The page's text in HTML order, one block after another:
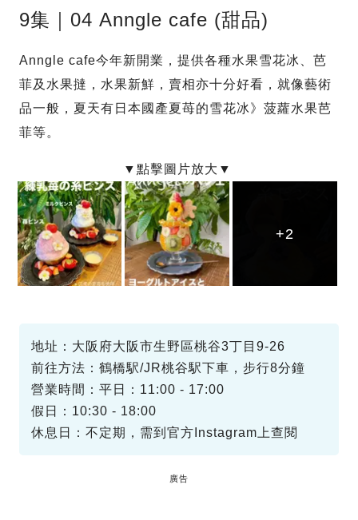
9集｜04 Anngle cafe (甜品)
Anngle cafe今年新開業，提供各種水果雪花冰、芭
菲及水果撻，水果新鮮，賣相亦十分好看，就像藝術
品一般，夏天有日本國產夏苺的雪花冰》菠蘿水果芭
菲等。
+2
+2
+2
地址：大阪府大阪市生野區桃谷3丁目9-26
前往方法：鶴橋駅/JR桃谷駅下車，步行8分鐘
營業時間：平日：11:00 - 17:00
假日：10:30 - 18:00
休息日：不定期，需到官方Instagram上查閱
廣告